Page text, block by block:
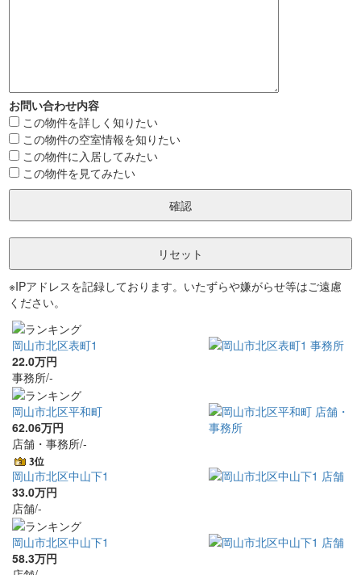
お問い合わせ内容
この物件を詳しく知りたい
この物件の空室情報を知りたい
この物件に入居してみたい
この物件を見てみたい
※IPアドレスを記録しております。いたずらや嫌がらせ等はご遠慮
ください。
岡山市北区表町1
22.0万円
事務所/-
岡山市北区平和町
62.06万円
店舗・事務所/-
岡山市北区中山下1
33.0万円
店舗/-
岡山市北区中山下1
58.3万円